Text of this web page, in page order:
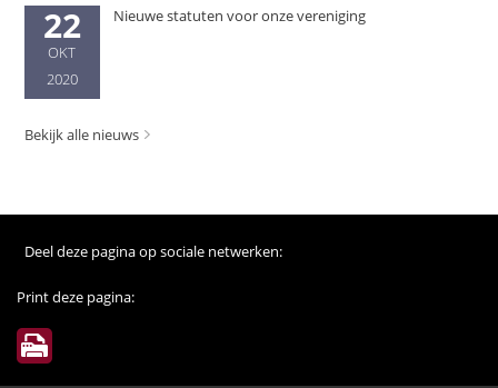
22
OKT
2020
Nieuwe statuten voor onze vereniging
Bekijk alle nieuws
Deel deze pagina op sociale netwerken:
Print deze pagina: